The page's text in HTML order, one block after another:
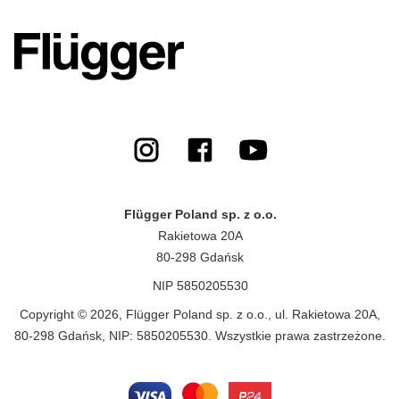
Flügger Poland sp. z o.o.
Rakietowa 20A
80-298 Gdańsk
NIP 5850205530
Copyright © 2026, Flügger Poland sp. z o.o., ul. Rakietowa 20A,
80-298 Gdańsk, NIP: 5850205530. Wszystkie prawa zastrzeżone.